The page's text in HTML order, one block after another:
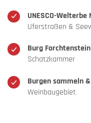
UNESCO-
Uferstraßen &
Burg Forchtenstein
Schatzkammer
Burgen sammeln
Weinbaugebiet